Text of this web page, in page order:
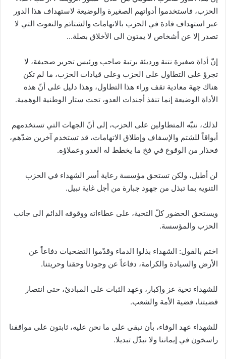
الحزب، فاستخدموا أدواتهم الصغيرة والوضيعة لاستهداف هذا الدور
عبر استهداف قادة في الحزب بالاتهامات والشتائم والنعوت التي لا
تصدر إلا عن أشخاص لا يمتون الى الأخلاق بصلة…
إنّ أداة صغيرة نتنة ورديئة برتبة صاحب ورئيس تحرير صحيفة، لا
تجرؤ على التطاول على الحزب وعلى قيادات الحزب، ما لم تكن
هناك جهة معادية تقف وراء هذا التطاول، وهذا دليل على أنّ هذه
الأداة الوضيعة إنما تنفذ أجندات العدو، تحت ستار الوطنية الوهمية.
لذلك، ننبّه المتطاولين على الحزب، إلى أنّ الجهات التي تستخدمهم
أبواقاً للشتم والإسفاف وإطلاق الاتهامات، قد تستخدم آخرين ضدّهم،
فحذار من الوقوع في فخ ما يخطط له العدو وعملاؤه.
لن أطيل، ولكن تستحق مؤسسة رعاية أسر الشهداء في الحزب
التنويه بما تبذل من جهود جبارة من أجل غاية نبيل.
ويستحق الحضور كلّ التحية، على عطاءاته ووقوفه الدائم الى جانب
الحزب والمؤسسة.
اختم بالقول: الشهداء بذلوا الدماء وقدّموا التضحيات دفاعاً عن
الأرض والسيادة والكرامة، دفاعاً عن وجودنا وحقنا وحريتنا.
للشهداء تحية عز وإكبار، وعهد الثبات على المبادئ، حتى انتصار
قضيتنا، قضية الأمة والشعب.
للشهداء عهد الوفاء، بأن نبقى على ما نحن عليه، ثابتون على مواقفنا
راسخون في إيماننا ولا نبدّل تبديلا.